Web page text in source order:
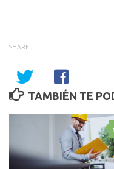
SHARE
TAMBIÉN TE